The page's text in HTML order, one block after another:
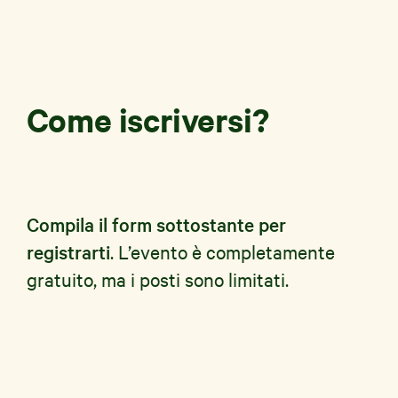
Come iscriversi?
Compila il form sottostante per
registrarti. L’evento è completamente
gratuito, ma i posti sono limitati.